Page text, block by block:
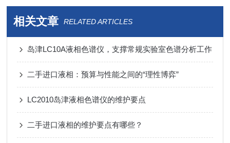
相关文章 RELATED ARTICLES
岛津LC10A液相色谱仪，支撑常规实验室色谱分析工作
二手进口液相：预算与性能之间的“理性博弈”
LC2010岛津液相色谱仪的维护要点
二手进口液相的维护要点有哪些？